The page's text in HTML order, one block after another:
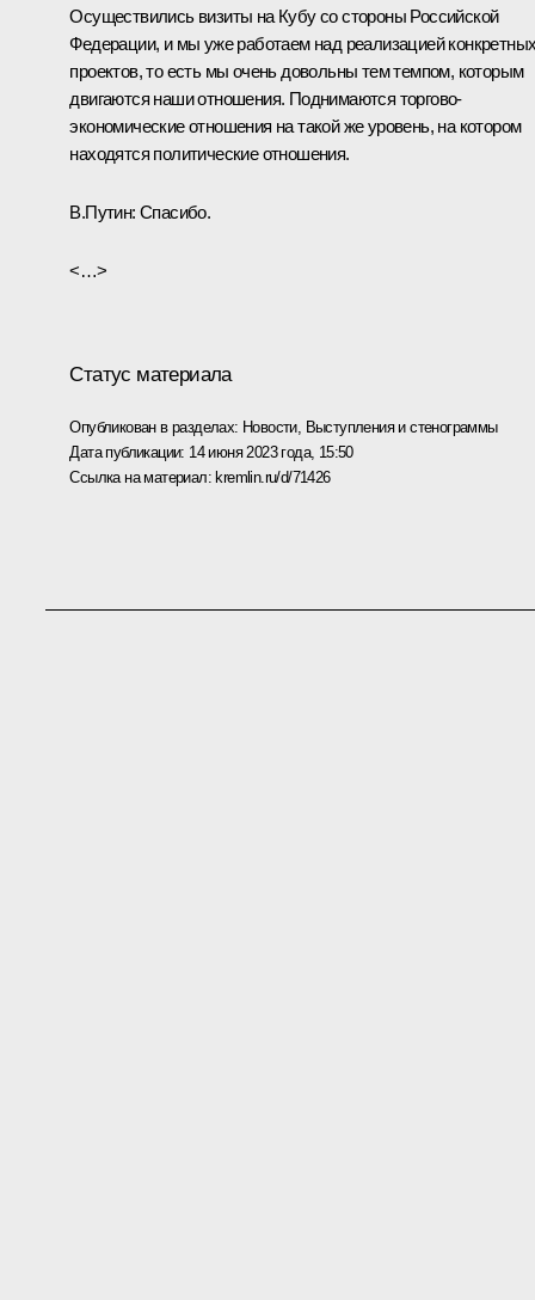
Осуществились визиты на Кубу со стороны Российской
Федерации, и мы уже работаем над реализацией
проектов, то есть мы очень довольны тем темпом, которым
двигаются наши отношения. Поднимаются торгово-
экономические отношения на такой же уровень, на котором
находятся политические отношения.
В.Путин: Спасибо.
<…>
Статус материала
Опубликован в разделах: Новости, Выступления и стенограммы
Дата публикации: 14 июня 2023 года, 15:50
Ссылка на материал: kremlin.ru/d/71426